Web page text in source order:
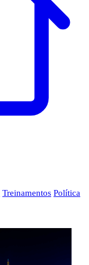
Treinamentos Política